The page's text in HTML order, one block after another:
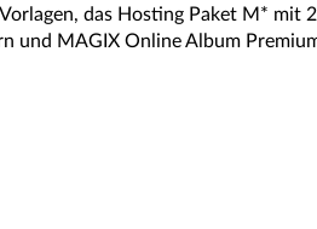
das Hosting Paket M* mit
und MAGIX Online Album